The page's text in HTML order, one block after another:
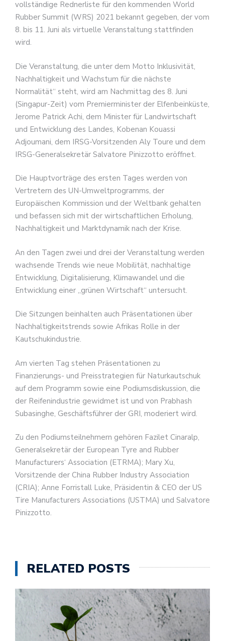
vollständige Rednerliste für den kommenden World
Rubber Summit (WRS) 2021 bekannt gegeben, der vom
8. bis 11. Juni als virtuelle Veranstaltung stattfinden
wird.
Die Veranstaltung, die unter dem Motto Inklusivität,
Nachhaltigkeit und Wachstum für die nächste
Normalität“ steht, wird am Nachmittag des 8. Juni
(Singapur-Zeit) vom Premierminister der Elfenbeinküste,
Jerome Patrick Achi, dem Minister für Landwirtschaft
und Entwicklung des Landes, Kobenan Kouassi
Adjoumani, dem IRSG-Vorsitzenden Aly Toure und dem
IRSG-Generalsekretär Salvatore Pinizzotto eröffnet.
Die Hauptvorträge des ersten Tages werden von
Vertretern des UN-Umweltprogramms, der
Europäischen Kommission und der Weltbank gehalten
und befassen sich mit der wirtschaftlichen Erholung,
Nachhaltigkeit und Marktdynamik nach der Krise.
An den Tagen zwei und drei der Veranstaltung werden
wachsende Trends wie neue Mobilität, nachhaltige
Entwicklung, Digitalisierung, Klimawandel und die
Entwicklung einer „grünen Wirtschaft“ untersucht.
Die Sitzungen beinhalten auch Präsentationen über
Nachhaltigkeitstrends sowie Afrikas Rolle in der
Kautschukindustrie.
Am vierten Tag stehen Präsentationen zu
Finanzierungs- und Preisstrategien für Naturkautschuk
auf dem Programm sowie eine Podiumsdiskussion, die
der Reifenindustrie gewidmet ist und von Prabhash
Subasinghe, Geschäftsführer der GRI, moderiert wird.
Zu den Podiumsteilnehmern gehören Fazilet Cinaralp,
Generalsekretär der European Tyre and Rubber
Manufacturers‘ Association (ETRMA); Mary Xu,
Vorsitzende der China Rubber Industry Association
(CRIA); Anne Forristall Luke, Präsidentin & CEO der US
Tire Manufacturers Associations (USTMA) und Salvatore
Pinizzotto.
RELATED POSTS